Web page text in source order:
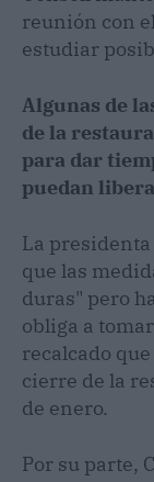
reunión con
estudiar
Algunas de
de la
para dar
puedan
La
que las
duras" pero
obliga a
recalcado
cierre de la
de enero.
Por su parte,